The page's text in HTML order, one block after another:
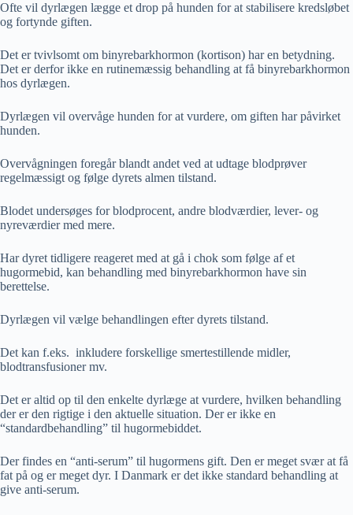
Ofte vil dyrlægen lægge et drop på hunden for at stabilisere kredsløbet
og fortynde giften.
Det er tvivlsomt om binyrebarkhormon (kortison) har en betydning.
Det er derfor ikke en rutinemæssig behandling at få binyrebarkhormon
hos dyrlægen.
Dyrlægen vil overvåge hunden for at vurdere, om giften har påvirket
hunden.
Overvågningen foregår blandt andet ved at udtage blodprøver
regelmæssigt og følge dyrets almen tilstand.
Blodet undersøges for blodprocent, andre blodværdier, lever- og
nyreværdier med mere.
Har dyret tidligere reageret med at gå i chok som følge af et
hugormebid, kan behandling med binyrebarkhormon have sin
berettelse.
Dyrlægen vil vælge behandlingen efter dyrets tilstand.
Det kan f.eks. inkludere forskellige smertestillende midler,
blodtransfusioner mv.
Det er altid op til den enkelte dyrlæge at vurdere, hvilken behandling
der er den rigtige i den aktuelle situation. Der er ikke en
“standardbehandling” til hugormebiddet.
Der findes en “anti-serum” til hugormens gift. Den er meget svær at få
fat på og er meget dyr. I Danmark er det ikke standard behandling at
give anti-serum.